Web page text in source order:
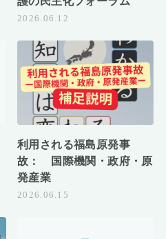
2026.06.12
利用される福島原発事
故： 国際機関・政府・原
発産業
2026.06.15